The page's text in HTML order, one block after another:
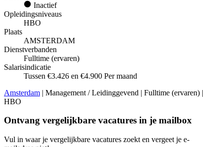
Inactief
Opleidingsniveaus
HBO
Plaats
AMSTERDAM
Dienstverbanden
Fulltime (ervaren)
Salarisindicatie
Tussen €3.426 en €4.900 Per maand
Amsterdam | Management / Leidinggevend | Fulltime (ervaren) |
HBO
Ontvang vergelijkbare vacatures in je mailbox
Vul in waar je vergelijkbare vacatures zoekt en vergeet je e-